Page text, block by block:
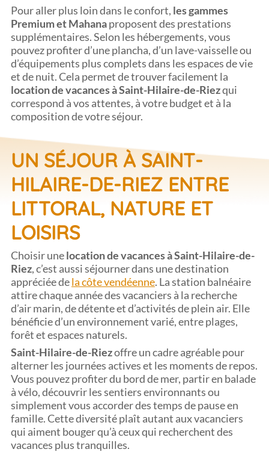
Pour aller plus loin dans le confort, les gammes
Premium et Mahanaproposent des prestations
supplémentaires. Selon les hébergements, vous
pouvez profiter d’une plancha, d’un lave-vaisselle ou
d’équipements plus complets dans les espaces de vie
et de nuit. Cela permet de trouver facilement la
location de vacances à Saint-Hilaire-de-Riezqui
correspond à vos attentes, à votre budget et à la
composition de votre séjour.
UN SÉJOUR À SAINT-
HILAIRE-DE-RIEZ ENTRE
LITTORAL, NATURE ET
LOISIRS
Choisir unelocation de vacances à Saint-Hilaire-de-
Riez, c’est aussi séjourner dans une destination
appréciée dela côte vendéenne. La station balnéaire
attire chaque année des vacanciers à la recherche
d’air marin, de détente et d’activités de plein air. Elle
bénéficie d’un environnement varié, entre plages,
forêt et espaces naturels.
Saint-Hilaire-de-Riezoffre un cadre agréable pour
alterner les journées actives et les moments de repos.
Vous pouvez profiter du bord de mer, partir en balade
à vélo, découvrir les sentiers environnants ou
simplement vous accorder des temps de pause en
famille. Cette diversité plaît autant aux vacanciers
qui aiment bouger qu’à ceux qui recherchent des
vacances plus tranquilles.